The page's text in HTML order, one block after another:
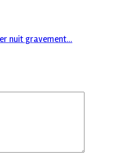
nuit gravement...